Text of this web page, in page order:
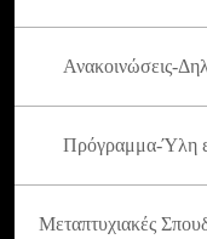
Ανακοινώσεις-
Πρόγραμμα-Ύλη
Μεταπτυχιακές